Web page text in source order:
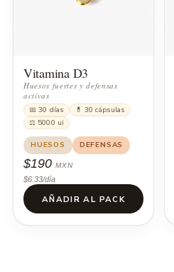
Vitamina D3
Huesos fuertes y defensas
activas
📅 30 días
💊 30 cápsulas
⚖ 5000 ui
HUESOS DEFENSAS
$190 MXN
$6.33/día
AÑADIR AL PACK